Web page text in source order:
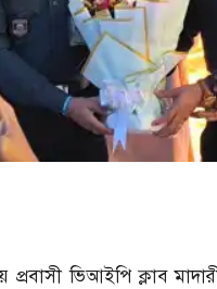
ভিআইপি ক্লাব